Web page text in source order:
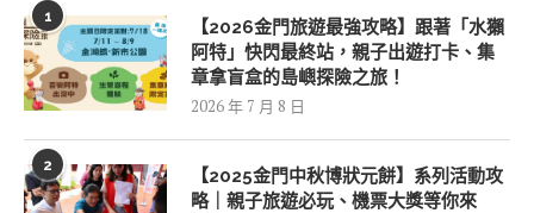
1
【2026金門旅遊最強攻略】跟著「水獺
阿特」快閃最終站，親子出遊打卡、集
章拿盲盒的島嶼探險之旅！
2026 年 7 月 8 日
2
【2025金門中秋博狀元餅】系列活動攻
略｜親子旅遊必玩、機票大獎等你來